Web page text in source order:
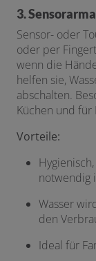
3.
Sensor- oder
oder per
wenn die
helfen sie,
abschalten.
Küchen und für
Vorteile:
notwendig
Wasser
den
Ideal für